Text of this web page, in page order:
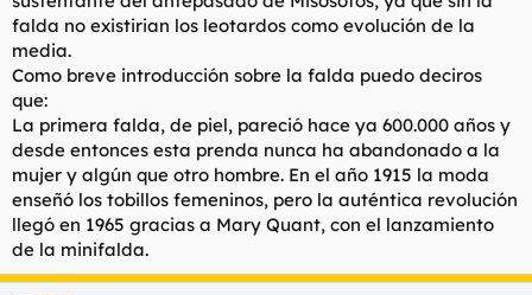
falda no existirian los leotardos como evolución de la
media.
Como breve introducción sobre la falda puedo deciros
que:
La primera falda, de piel, pareció hace ya 600.000 años y
desde entonces esta prenda nunca ha abandonado a la
mujer y algún que otro hombre. En el año 1915 la moda
enseñó los tobillos femeninos, pero la auténtica revolución
llegó en 1965 gracias a Mary Quant, con el lanzamiento
de la minifalda.